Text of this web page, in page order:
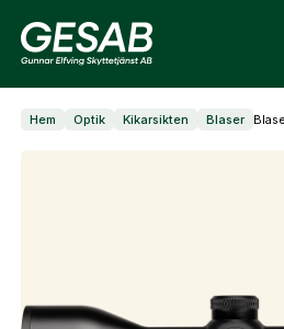
Ammunition
Jaktkläder & skor
Hem Optik Kikarsikten Blaser